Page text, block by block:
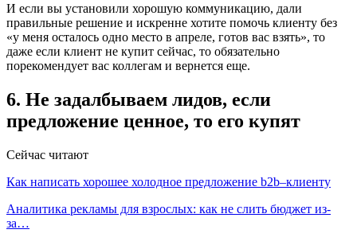
И если вы установили хорошую коммуникацию, дали
правильные решение и искренне хотите помочь клиенту без
«у меня осталось одно место в апреле, готов вас взять», то
даже если клиент не купит сейчас, то обязательно
порекомендует вас коллегам и вернется еще.
6. Не задалбываем лидов, если
предложение ценное, то его купят
Сейчас читают
Как написать хорошее холодное предложение b2b–клиенту
Аналитика рекламы для взрослых: как не слить бюджет из-
за…